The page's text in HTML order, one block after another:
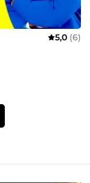
5,0 (6)